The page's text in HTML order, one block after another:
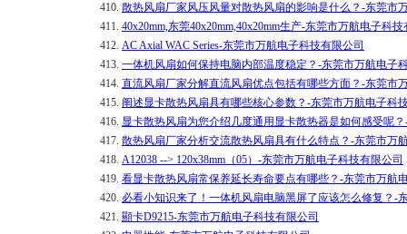
410. 散热风扇厂家风压风量对散热风扇的影响是什么？-东莞市
411. 40x20mm,东莞40x20mm,40x20mm生产-东莞市万航电子科
412. AC Axial WAC Series-东莞市万航电子科技有限公司
413. 一体机风扇如何保持电脑内部温度稳定？-东莞市万航电子
414. 直流风扇厂家分解直流风扇优点包括有哪些方面？-东莞市
415. 阐述显卡散热风扇具有哪些核心参数？-东莞市万航电子科
416. 显卡散热风扇为您介绍几度通用显卡散热器是如何感受呢
417. 散热风扇厂家分析交流散热风扇具有什么特点？-东莞市万
418. A12038 --> 120x38mm（05）-东莞市万航电子科技有限公司
419. 看显卡散热风扇常保养延长寿命要点有哪些？-东莞市万航
420. 必看小知识来了！一体机风扇电脑黑屏了应该怎么修复？-
421. 顯卡D9215-东莞市万航电子科技有限公司